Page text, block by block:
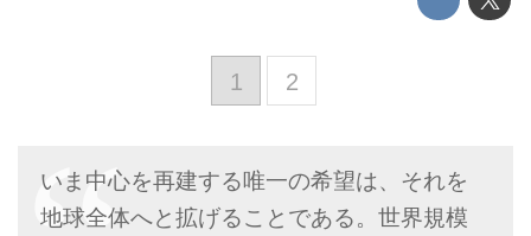
1 2
いま中心を再建する唯一の希望は、それを
地球全体へと拡げることである。世界規模